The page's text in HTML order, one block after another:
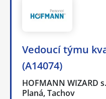
Vedoucí týmu
(A14074)
HOFMANN WIZARD
Planá, Tachov